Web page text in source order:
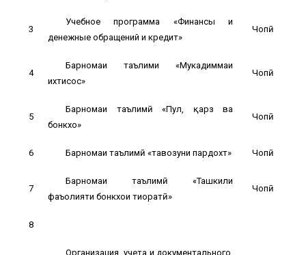
3
Учебное программа «Финансы и
денежные обращений и кредит»
Чопӣ
4
Барномаи таълими «Мукадиммаи
ихтисос»
Чопӣ
5
Барномаи таълимӣ «Пул, қарз ва
бонкхо»
Чопӣ
6 Барномаи таълимӣ «тавозуни пардохт» Чопӣ
7
Барномаи таълимӣ «Ташкили
фаъолияти бонкхои тиҷоратӣ»
Чопӣ
8
Организация учета и документального